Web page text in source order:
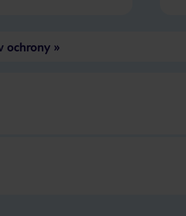
ochrony»